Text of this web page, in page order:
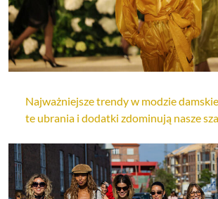
Najważniejsze trendy w modzie
te ubrania i dodatki zdominują nasze